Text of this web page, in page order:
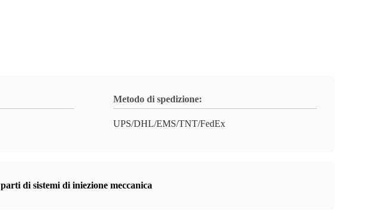
Metodo di spedizione:
UPS/DHL/EMS/TNT/FedEx
parti di sistemi di iniezione meccanica